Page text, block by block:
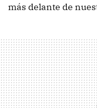
más delante de